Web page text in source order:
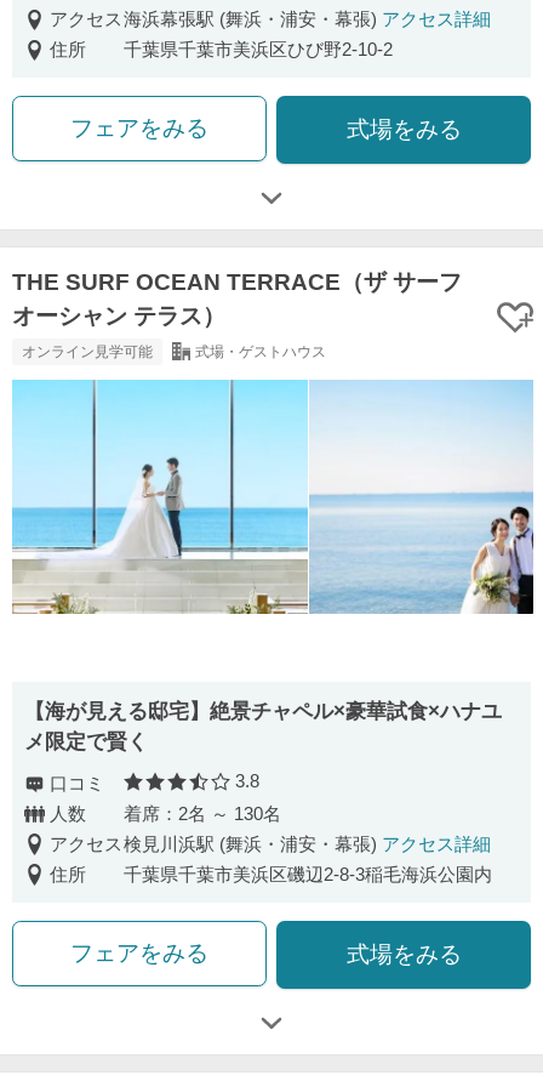
アクセス海浜幕張駅 (舞浜・浦安・幕張) アクセス詳細
住所
千葉県千葉市美浜区ひび野2-10-2
フェアをみる 式場をみる
THE SURF OCEAN TERRACE（ザ サーフ
オーシャン テラス）
オンライン見学可能 式場・ゲストハウス
【海が見える邸宅】絶景チャペル×豪華試食×ハナユ
メ限定で賢く
口コミ 口コミ評価
3.8
人数
着席：2名 ～ 130名
アクセス検見川浜駅 (舞浜・浦安・幕張) アクセス詳細
住所
千葉県千葉市美浜区磯辺2-8-3稲毛海浜公園内
フェアをみる 式場をみる